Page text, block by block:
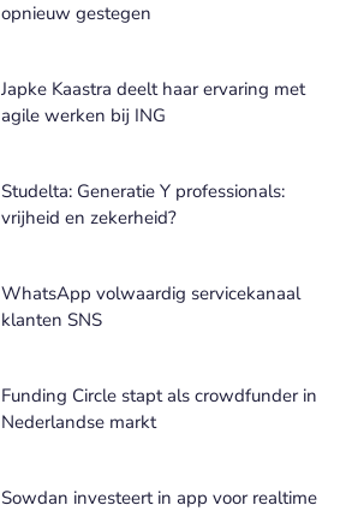
opnieuw gestegen
Japke Kaastra deelt haar ervaring met
agile werken bij ING
Studelta: Generatie Y professionals:
vrijheid en zekerheid?
WhatsApp volwaardig servicekanaal
klanten SNS
Funding Circle stapt als crowdfunder in
Nederlandse markt
Sowdan investeert in app voor realtime